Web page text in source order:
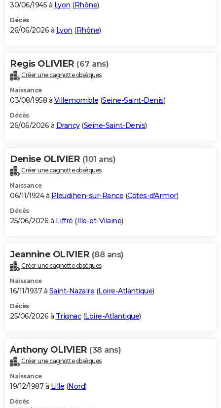
30/06/1945 à Lyon (Rhône)
Décès
26/06/2026 à Lyon (Rhône)
Regis OLIVIER (67 ans)
Créer une cagnotte obsèques
Naissance
03/08/1958 à Villemomble (Seine-Saint-Denis)
Décès
26/06/2026 à Drancy(Seine-Saint-Denis)
Denise OLIVIER (101 ans)
Créer une cagnotte obsèques
Naissance
06/11/1924 à Pleudihen-sur-Rance (Côtes-d'Armor)
Décès
25/06/2026 à Liffré (Ille-et-Vilaine)
Jeannine OLIVIER (88 ans)
Créer une cagnotte obsèques
Naissance
16/11/1937 à Saint-Nazaire (Loire-Atlantique)
Décès
25/06/2026 à Trignac(Loire-Atlantique)
Anthony OLIVIER (38 ans)
Créer une cagnotte obsèques
Naissance
19/12/1987 à Lille (Nord)
Décès